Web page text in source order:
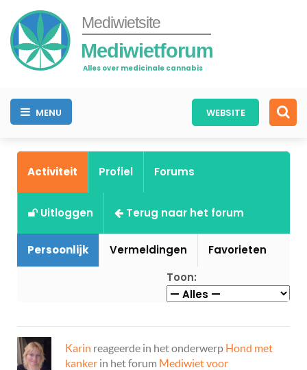
Mediwietsite
Mediwietforum
Alles over medicinale cannabis
MENU WEBSITE
Activiteit Profiel Forums
Uitloggen Terug naar het forum
Persoonlijk Vermeldingen
Favorieten
Toon:
Karin reageerde in het onderwerp Hond met
kanker in het forum Mediwiet voor